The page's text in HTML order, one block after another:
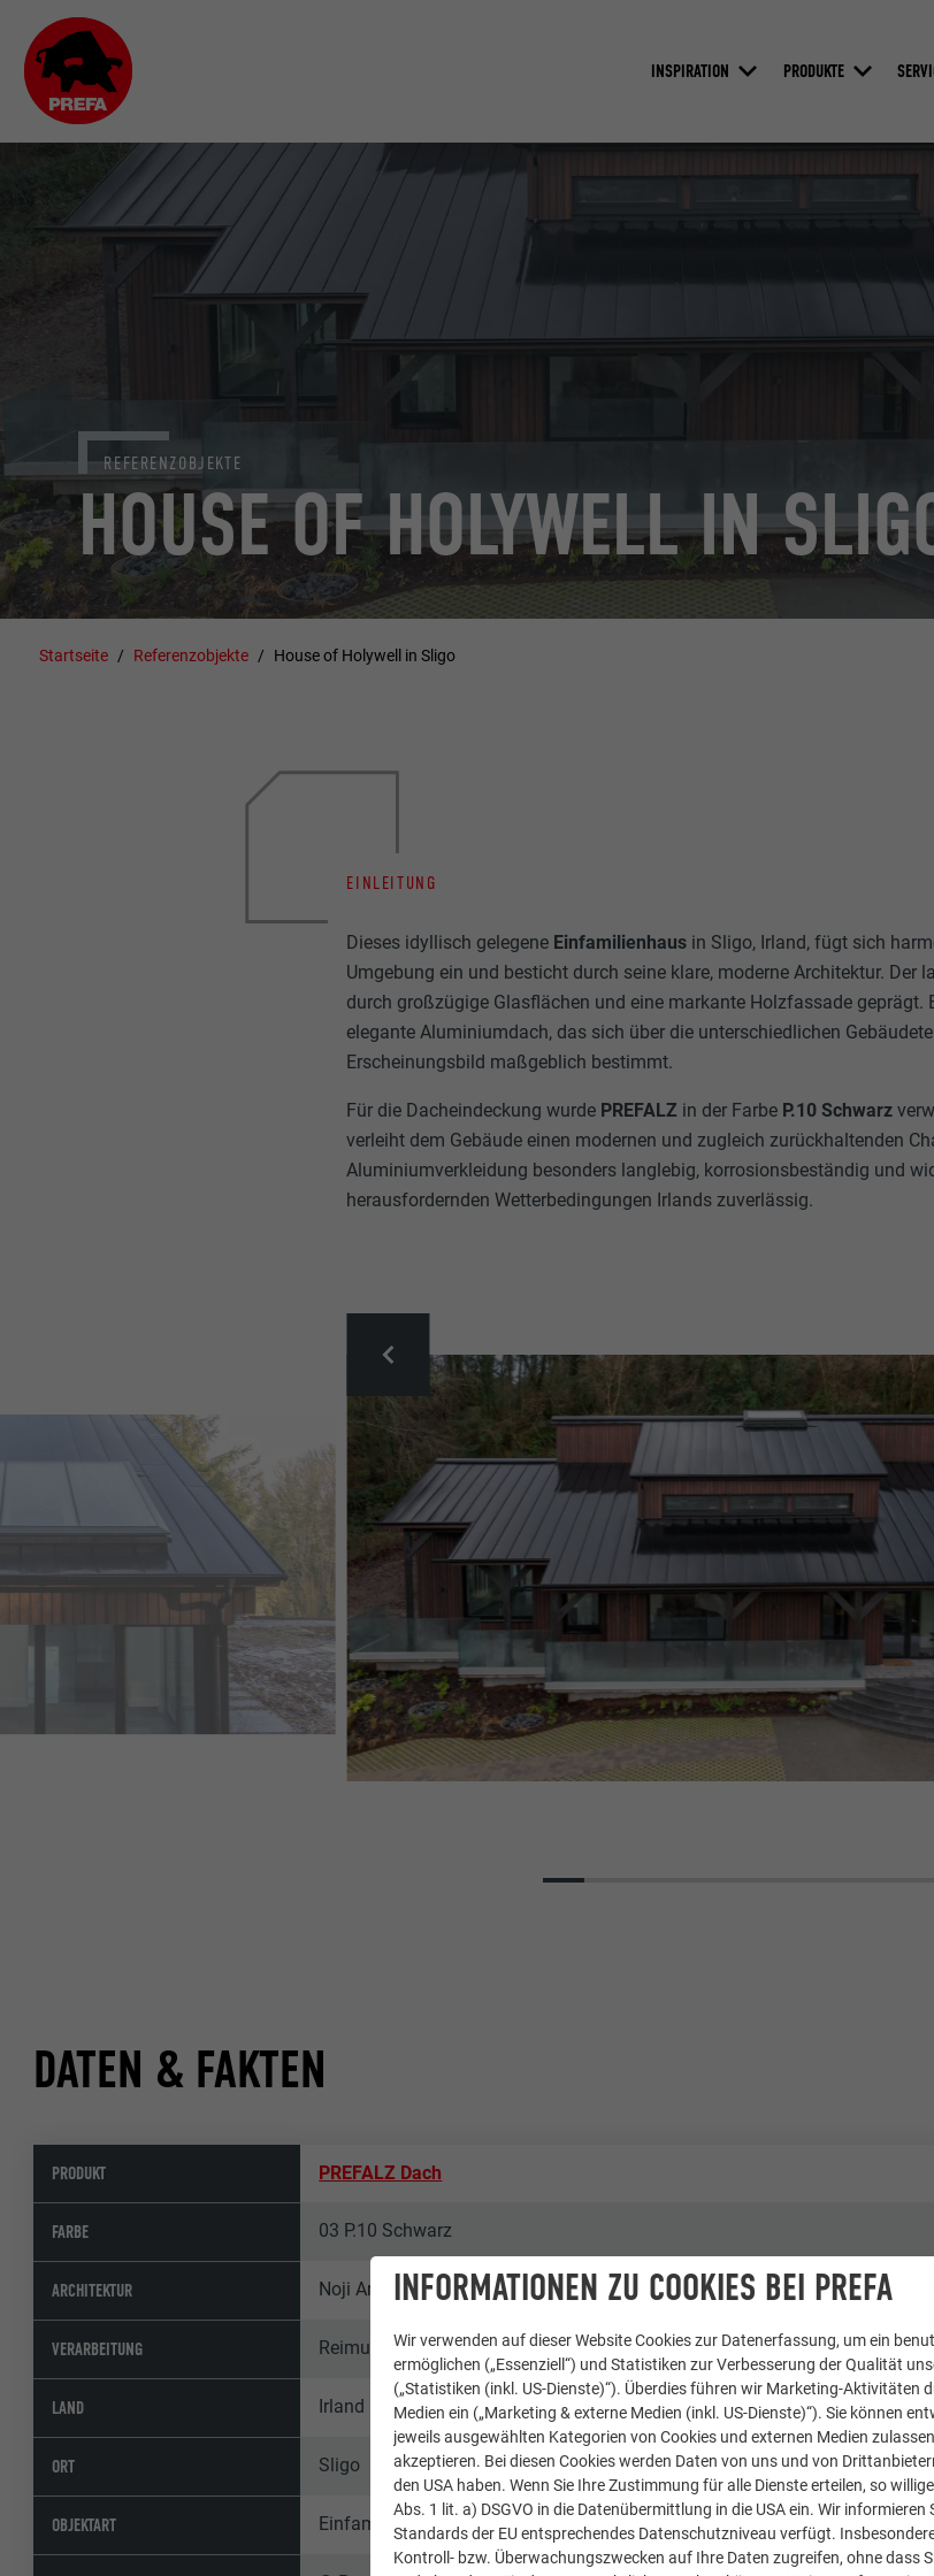
INSPIRATION PRODUKTE
HOUSE OF HOLYWELL IN
REFERENZOBJEKTE
Startseite Referenzobjekte House of Holywell in Sligo
EINLEITUNG
Dieses idyllisch gelegene Einfamilienhaus in Sligo, Irland, fügt sich
Umgebung ein und besticht durch seine klare, moderne Architektur. Der
durch großzügige Glasflächen und eine markante Holzfassade geprägt.
elegante Aluminiumdach, das sich über die unterschiedlichen
Erscheinungsbild maßgeblich bestimmt.
Für die Dacheindeckung wurde PREFALZ in der Farbe P.10 Schwarz
verleiht dem Gebäude einen modernen und zugleich zurückhaltenden
Aluminiumverkleidung besonders langlebig, korrosionsbeständig und
herausfordernden Wetterbedingungen Irlands zuverlässig.
DATEN & FAKTEN
PRODUKT PREFALZ Dach
FARBE 03 P.10 Schwarz
ARCHITEKTUR Noji Architects, Sligo, Ireland
VERARBEITUNG Reimund Müller Roofing and Construction, Co Roscommon, Ireland
LAND Irland
ORT Sligo
OBJEKTART Einfamilienhäuser
INFORMATIONEN ZU COOKIES BEI PREFA
Wir verwenden auf dieser Website Cookies zur Datenerfassung, um ein
ermöglichen („Essenziell“) und Statistiken zur Verbesserung der Qualität
(„Statistiken (inkl. US-Dienste)“). Überdies führen wir Marketing-Aktivitäten
Medien ein („Marketing & externe Medien (inkl. US-Dienste)“). Sie können
jeweils ausgewählten Kategorien von Cookies und externen Medien
akzeptieren. Bei diesen Cookies werden Daten von uns und von
den USA haben. Wenn Sie Ihre Zustimmung für alle Dienste erteilen, so
Abs. 1 lit. a) DSGVO in die Datenübermittlung in die USA ein. Wir informieren
Standards der EU entsprechendes Datenschutzniveau verfügt.
Kontroll- bzw. Überwachungszwecken auf Ihre Daten zugreifen, ohne dass